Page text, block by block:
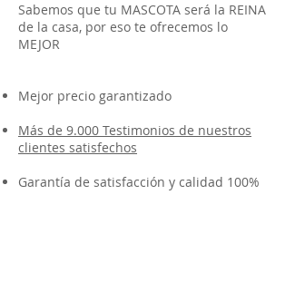
Sabemos que tu MASCOTA será la REINA
de la casa, por eso te ofrecemos lo
MEJOR
Mejor precio garantizado
Más de 9.000 Testimonios de nuestros
clientes satisfechos
Garantía de satisfacción y calidad 100%